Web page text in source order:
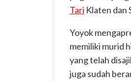
Tari Klaten dan
Yoyok
memiliki murid
yang telah
juga sudah